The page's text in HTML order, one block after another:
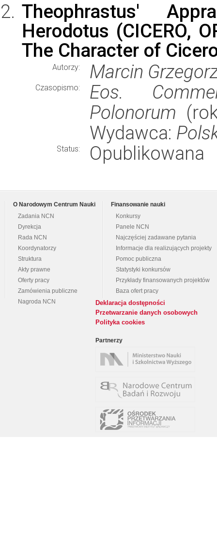
Theophrastus'
Herodotus (CICERO,
The Character of
Autorzy: Marcin
Czasopismo:
Eos.
Polonorum
Wydawca:
Status: Opublikowana
O Narodowym Centrum Nauki
Zadania NCN
Dyrekcja
Rada NCN
Koordynatorzy
Struktura
Akty prawne
Oferty pracy
Zamówienia publiczne
Nagroda NCN
Finansowanie nauki
Konkursy
Panele NCN
Najczęściej zadawane pytania
Informacje dla realizujących projekty
Pomoc publiczna
Statystyki konkursów
Przykłady finansowanych projektów
Baza ofert pracy
Deklaracja dostępności
Przetwarzanie danych osobowych
Polityka cookies
Partnerzy